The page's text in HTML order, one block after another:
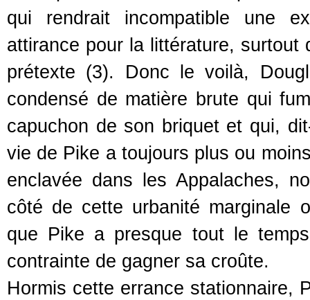
qui rendrait incompatible une
attirance pour la littérature, surtout
prétexte (3). Donc le voilà,
condensé de matière brute qui
capuchon de son briquet et qui,
vie de Pike a toujours plus ou
enclavée dans les Appalaches,
côté de cette urbanité marginale
que Pike a presque tout le
contrainte de gagner sa croûte.
Hormis cette errance stationnaire,